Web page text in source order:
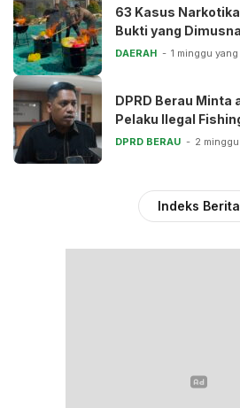
63 Kasus
Bukti yang
DAERAH 1 minggu
DPRD Berau Minta
Pelaku Ilegal
DPRD BERAU 2
Indeks Berita